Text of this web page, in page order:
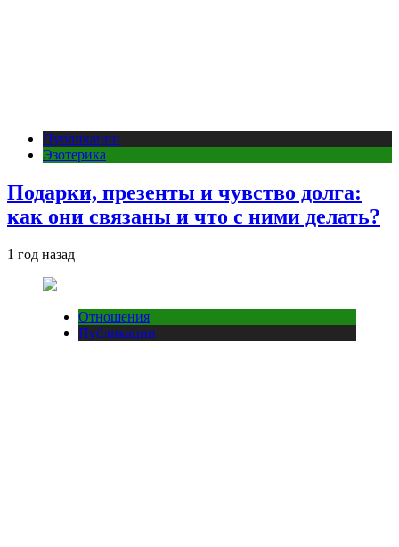
Публикации
Эзотерика
Подарки, презенты и чувство долга:
как они связаны и что с ними делать?
1 год назад
Отношения
Публикации